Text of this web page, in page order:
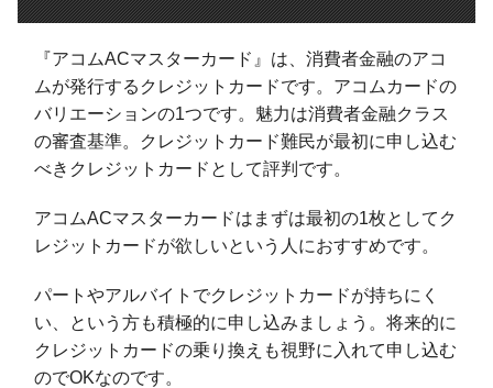
『アコムACマスターカード』は、消費者金融のアコ
ムが発行するクレジットカードです。アコムカードの
バリエーションの1つです。魅力は消費者金融クラス
の審査基準。クレジットカード難民が最初に申し込む
べきクレジットカードとして評判です。
アコムACマスターカードはまずは最初の1枚としてク
レジットカードが欲しいという人におすすめです。
パートやアルバイトでクレジットカードが持ちにく
い、という方も積極的に申し込みましょう。将来的に
クレジットカードの乗り換えも視野に入れて申し込む
のでOKなのです。